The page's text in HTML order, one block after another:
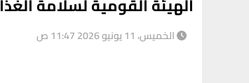
الخميس، 11 يونيو 2026 11:47 ص